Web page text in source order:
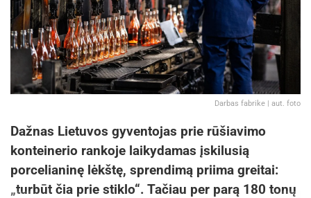
Darbas fabrike | aut. foto
Dažnas Lietuvos gyventojas prie rūšiavimo
konteinerio rankoje laikydamas įskilusią
porcelianinę lėkštę, sprendimą priima greitai:
„turbūt čia prie stiklo“. Tačiau per parą 180 tonų